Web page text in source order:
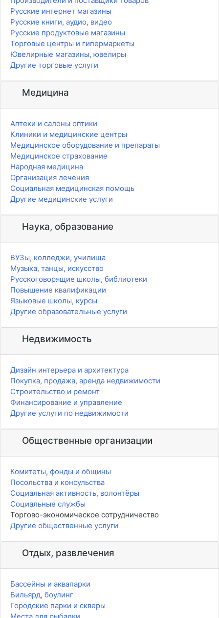
Русские интернет магазины
Русские книги, аудио, видео
Русские продуктовые магазины
Торговые центры и гипермаркеты
Ювелирные магазины, ювелиры
Другие торговые услуги
Медицина
Аптеки и салоны оптики
Клиники и медицинские центры
Медицинское оборудование и препараты
Медицинское страхование
Народная медицина
Организация лечения
Социальная медицинская помощь
Другие медицинские услуги
Наука, образование
ВУЗы, колледжи, училища
Музыка, танцы, искусство
Русскоговорящие школы, библиотеки
Повышение квалификации
Языковые школы, курсы
Другие образовательные услуги
Недвижимость
Дизайн интерьера и архитектура
Покупка, продажа, аренда недвижимости
Строительство и ремонт
Финансирование и управление
Другие услуги по недвижимости
Общественные организации
Комитеты, фонды и общины
Посольства и консульства
Социальная активность, волонтёры
Социальные службы
Торгово-экономическое сотрудничество
Другие общественные услуги
Отдых, развлечения
Бассейны и аквапарки
Бильярд, боулинг
Городские парки и скверы